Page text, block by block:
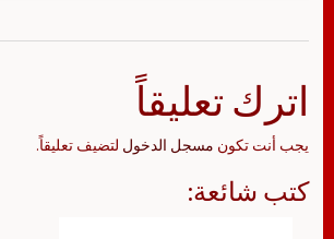
اترك تعليقاً
يجب أنت تكون مسجل الدخول لتضيف تعليقاً.
كتب شائعة: